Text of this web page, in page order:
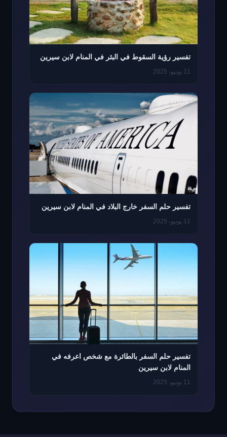
تفسير رؤية السقوط في البئر في المنام لابن سيرين
11 يونيو، 2025
تفسير حلم السفر خارج البلاد في المنام لابن سيرين
11 يونيو، 2025
تفسير حلم السفر بالطائرة مع شخص اعرفه في
المنام لابن سيرين
11 يونيو، 2025